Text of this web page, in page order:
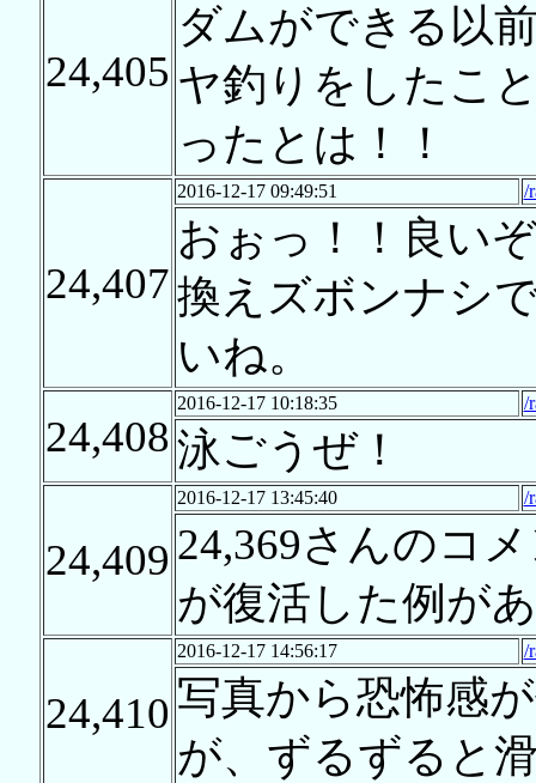
24,405
ダムができる以
ヤ釣りをしたこ
ったとは！！
24,407
2016-12-17 09:49:51 /
おぉっ！！良い
換えズボンナシ
いね。
24,408
2016-12-17 10:18:35 /
泳ごうぜ！
24,409
2016-12-17 13:45:40 /
24,369さんのコ
が復活した例が
24,410
2016-12-17 14:56:17 /
写真から恐怖感
が、ずるずると